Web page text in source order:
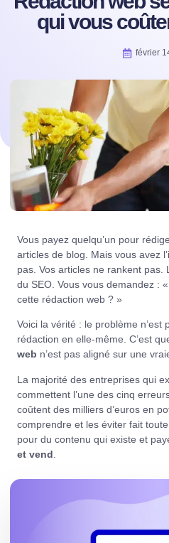
qui vous
février
Vous payez quelqu’un pour
articles de blog. Mais vous avez
pas. Vos articles ne rankent pas.
du SEO. Vous vous demandez :
cette rédaction web ? »
Voici la vérité : le problème n’est
rédaction en elle-même. C’est
web n’est pas aligné sur une
La majorité des entreprises qui
commettent l’une des cinq
coûtent des milliers d’euros en
comprendre et les éviter fait
pour du contenu qui existe et
et vend